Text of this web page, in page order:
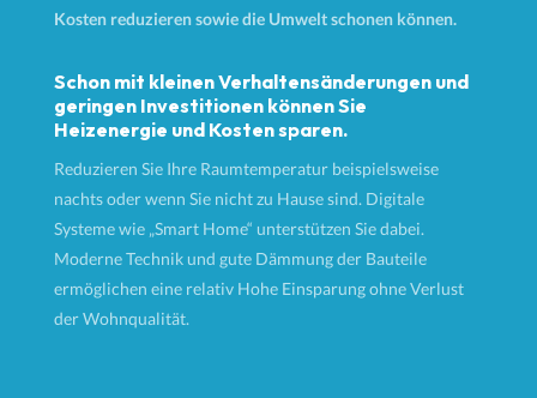
Kosten reduzieren sowie die Umwelt schonen können.
Schon mit kleinen Verhaltensänderungen und
geringen Investitionen können Sie
Heizenergie und Kosten sparen.
Reduzieren Sie Ihre Raumtemperatur beispielsweise
nachts oder wenn Sie nicht zu Hause sind. Digitale
Systeme wie „Smart Home“ unterstützen Sie dabei.
Moderne Technik und gute Dämmung der Bauteile
ermöglichen eine relativ Hohe Einsparung ohne Verlust
der Wohnqualität.